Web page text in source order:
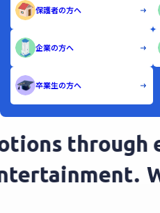
保護者の方へ
企業の方へ
卒業生の方へ
through